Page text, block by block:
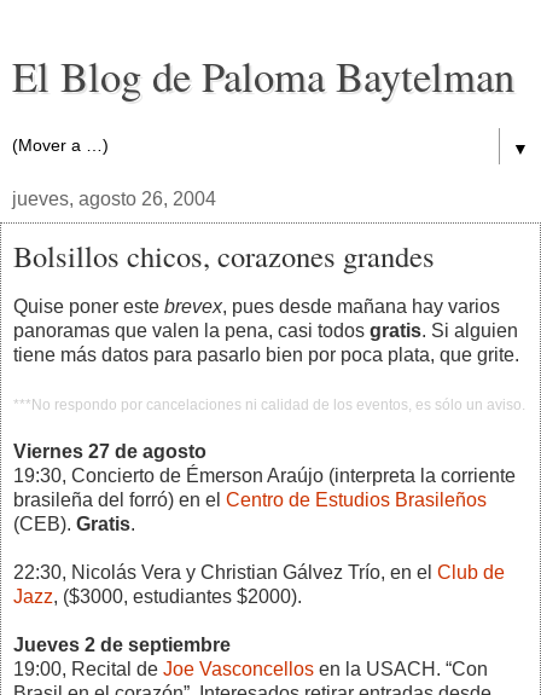
El Blog de Paloma Baytelman
▼
jueves, agosto 26, 2004
Bolsillos chicos, corazones grandes
Quise poner este brevex, pues desde mañana hay varios
panoramas que valen la pena, casi todos gratis. Si alguien
tiene más datos para pasarlo bien por poca plata, que grite.
***No respondo por cancelaciones ni calidad de los eventos, es sólo un aviso.
Viernes 27 de agosto
19:30, Concierto de Émerson Araújo (interpreta la corriente
brasileña del forró) en el Centro de Estudios Brasileños
(CEB). Gratis.
22:30, Nicolás Vera y Christian Gálvez Trío, en el Club de
Jazz, ($3000, estudiantes $2000).
Jueves 2 de septiembre
19:00, Recital de Joe Vasconcellos en la USACH. “Con